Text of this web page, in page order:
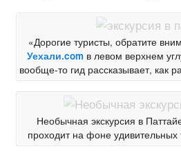
«Дорогие туристы, обратите
Уехали.com в левом верхнем
вообще-то гид рассказывает, как
Необычная экскурсия в
проходит на фоне удивительных